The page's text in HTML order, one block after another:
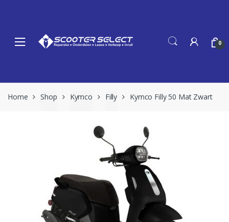
0
Home Shop Kymco Filly Kymco Filly 50 Mat Zwart